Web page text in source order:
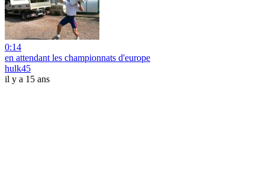
0:14
en attendant les championnats d'europe
hulk45
il y a 15 ans